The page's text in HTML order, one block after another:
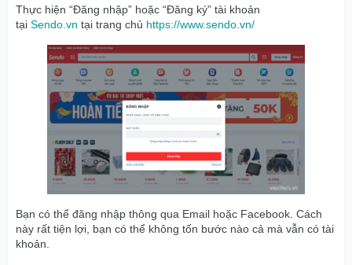
Thực hiện “Đăng nhập” hoặc “Đăng ký” tài khoản
tại Sendo.vn tại trang chủ https://www.sendo.vn/
Bạn có thể đăng nhập thông qua Email hoặc Facebook. Cách
này rất tiện lợi, bạn có thể không tốn bước nào cả mà vẫn có tài
khoản.